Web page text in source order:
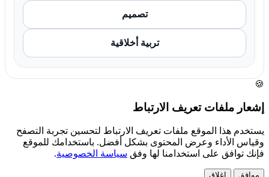
تصميم
تربية أخلاقية
🍪
إشعار ملفات تعريف الارتباط
يستخدم هذا الموقع ملفات تعريف الارتباط لتحسين تجربة التصفح
وقياس الأداء وعرض المحتوى بشكل أفضل. باستخدامك للموقع
فإنك توافق على استخدامنا لها وفق سياسة الخصوصية.
موافق إغلاق